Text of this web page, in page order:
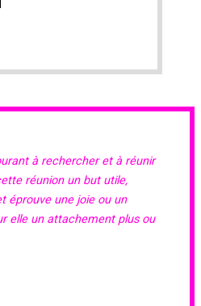
à rechercher et à réunir
réunion un but utile,
éprouve une joie ou un
elle un attachement plus ou